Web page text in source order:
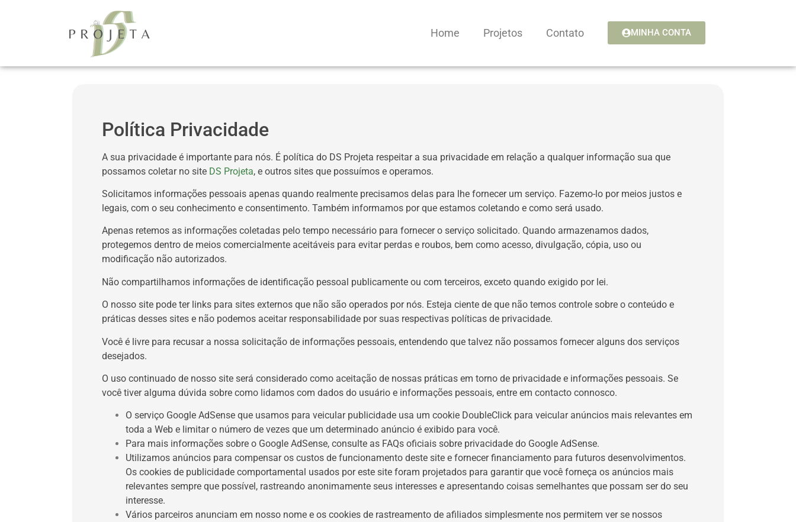
Home Projetos Contato MINHA CONTA
Política Privacidade
A sua privacidade é importante para nós. É política do DS Projeta respeitar a sua privacidade em relação a qualquer informação sua que
possamos coletar no site DS Projeta, e outros sites que possuímos e operamos.
Solicitamos informações pessoais apenas quando realmente precisamos delas para lhe fornecer um serviço. Fazemo-lo por meios justos e
legais, com o seu conhecimento e consentimento. Também informamos por que estamos coletando e como será usado.
Apenas retemos as informações coletadas pelo tempo necessário para fornecer o serviço solicitado. Quando armazenamos dados,
protegemos dentro de meios comercialmente aceitáveis para evitar perdas e roubos, bem como acesso, divulgação, cópia, uso ou
modificação não autorizados.
Não compartilhamos informações de identificação pessoal publicamente ou com terceiros, exceto quando exigido por lei.
O nosso site pode ter links para sites externos que não são operados por nós. Esteja ciente de que não temos controle sobre o conteúdo e
práticas desses sites e não podemos aceitar responsabilidade por suas respectivas políticas de privacidade.
Você é livre para recusar a nossa solicitação de informações pessoais, entendendo que talvez não possamos fornecer alguns dos serviços
desejados.
O uso continuado de nosso site será considerado como aceitação de nossas práticas em torno de privacidade e informações pessoais. Se
você tiver alguma dúvida sobre como lidamos com dados do usuário e informações pessoais, entre em contacto connosco.
O serviço Google AdSense que usamos para veicular publicidade usa um cookie DoubleClick para veicular anúncios mais relevantes em
toda a Web e limitar o número de vezes que um determinado anúncio é exibido para você.
Para mais informações sobre o Google AdSense, consulte as FAQs oficiais sobre privacidade do Google AdSense.
Utilizamos anúncios para compensar os custos de funcionamento deste site e fornecer financiamento para futuros desenvolvimentos.
Os cookies de publicidade comportamental usados por este site foram projetados para garantir que você forneça os anúncios mais
relevantes sempre que possível, rastreando anonimamente seus interesses e apresentando coisas semelhantes que possam ser do seu
interesse.
Vários parceiros anunciam em nosso nome e os cookies de rastreamento de afiliados simplesmente nos permitem ver se nossos